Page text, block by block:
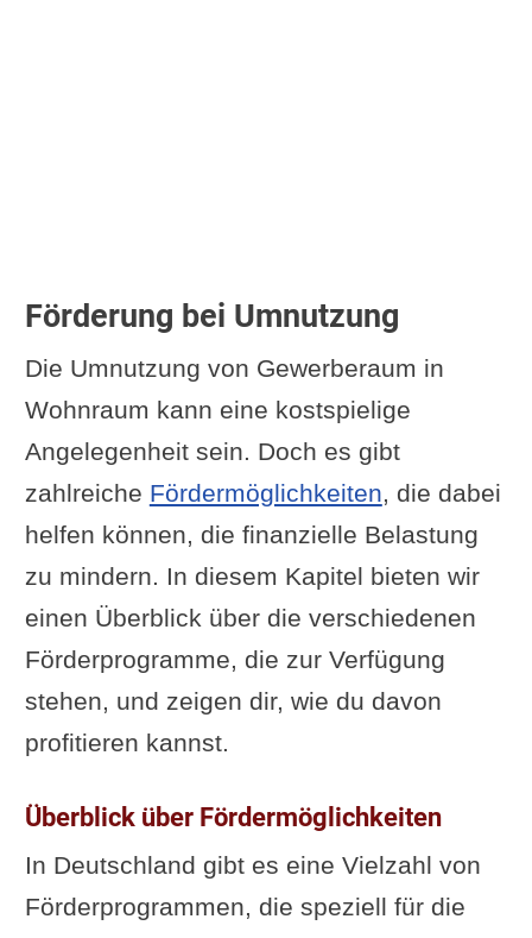
Förderung bei Umnutzung
Die Umnutzung von Gewerberaum in
Wohnraum kann eine kostspielige
Angelegenheit sein. Doch es gibt
zahlreiche Fördermöglichkeiten , die dabei
helfen können, die finanzielle Belastung
zu mindern. In diesem Kapitel bieten wir
einen Überblick über die verschiedenen
Förderprogramme, die zur Verfügung
stehen, und zeigen dir, wie du davon
profitieren kannst.
Überblick über Fördermöglichkeiten
In Deutschland gibt es eine Vielzahl von
Förderprogrammen, die speziell für die